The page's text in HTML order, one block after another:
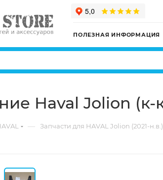
ПОЛЕЗНАЯ ИНФОРМАЦИЯ
Haval Jolion (к-
— Запчасти для HAVAL Jolion (2021-н.в.)